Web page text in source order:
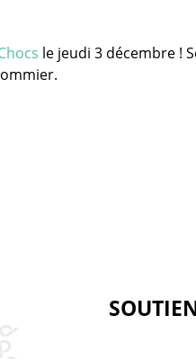
le jeudi 3 décembre !